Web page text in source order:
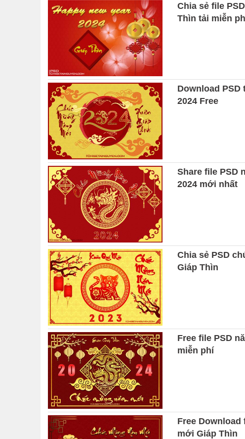
Chia sẻ file
Thìn tải miễn
Download
2024 Free
Share file PSD
2024 mới nhất
Chia sẻ PSD
Giáp Thìn
Free file PSD
miễn phí
Free Download
mới Giáp Thìn